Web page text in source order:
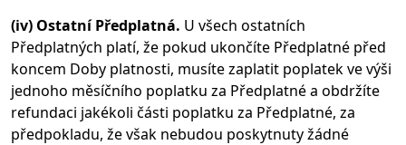
(iv) Ostatní Předplatná. U všech ostatních
Předplatných platí, že pokud ukončíte Předplatné před
koncem Doby platnosti, musíte zaplatit poplatek ve výši
jednoho měsíčního poplatku za Předplatné a obdržíte
refundaci jakékoli části poplatku za Předplatné, za
předpokladu, že však nebudou poskytnuty žádné